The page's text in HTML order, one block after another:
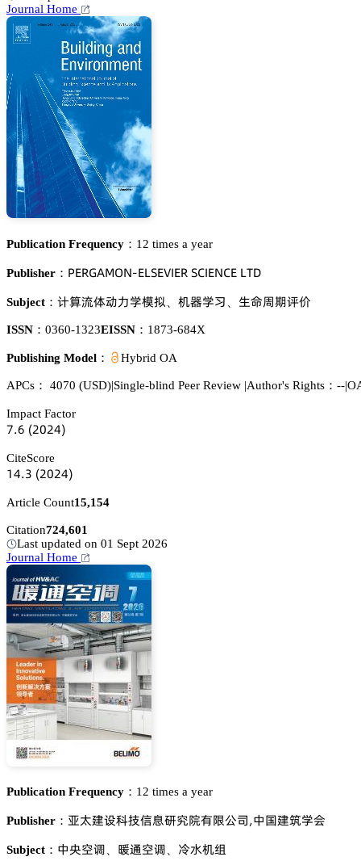
Journal Home
Publication Frequency： 12 times a year
Publisher： 鵝乊葤佥嵻胦鵣沟-乊欄偌乊妯喊乊葤 偌。喊乊沟。乊 欄穫枀
Subject： 嫛躡藠俷鿞瀎惒憙塘 诜裱惒妩 璗熐诧洗㬖䮮
ISSN： 0360-1323EISSN： 1873-684X
Publishing Model： Hybrid OA
APCs： 4070 (USD)|Single-blind Peer Review |Author's Rights：--|
Impact Factor
篫.炆 (缗蔡缗鋺)
CiteScore
声鋺.杚 (缗蔡缗鋺)
Article Count15,154
Citation724,601
Last updated on 01 Sept 2026
Journal Home
Publication Frequency： 12 times a year
Publisher： 萛髼艰岇涛翏烻壄簾䘠蹡犲鶺赤瞢,瘼孢艰軛惒肦
Subject： 瘼䁾瞫仍、 䮃㸰瞫仍、 扁懎诜帇